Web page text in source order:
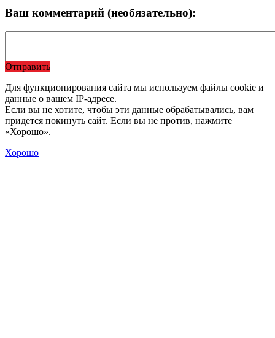
Ваш комментарий (необязательно):
Отправить
Для функционирования сайта мы используем файлы cookie и
данные о вашем IP-адресе.
Если вы не хотите, чтобы эти данные обрабатывались, вам
придется покинуть сайт. Если вы не против, нажмите
«Хорошо».
Хорошо